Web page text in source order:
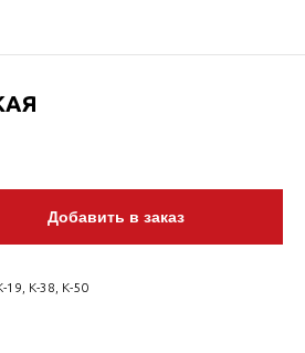
Добавить в заказ
19, K-38, K-50